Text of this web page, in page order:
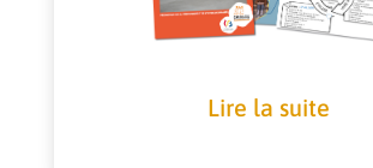
Lire la suite